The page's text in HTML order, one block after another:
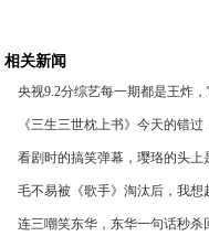
相关新闻
央视9.2分综艺每一期都是王炸
《三生三世枕上书》今天的错
看剧时的搞笑弹幕，璎珞的头上
毛不易被《歌手》淘汰后，我
连三嘲笑东华，东华一句话秒杀